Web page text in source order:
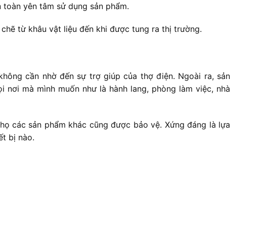
yên tâm sử dụng sản phẩm.
từ khâu vật liệu đến khi được tung ra thị trường.
cần nhờ đến sự trợ giúp của thợ điện. Ngoài ra, sản
mà mình muốn như là hành lang, phòng làm việc, nhà
các sản phẩm khác cũng được bảo vệ. Xứng đáng là lựa
bị nào.